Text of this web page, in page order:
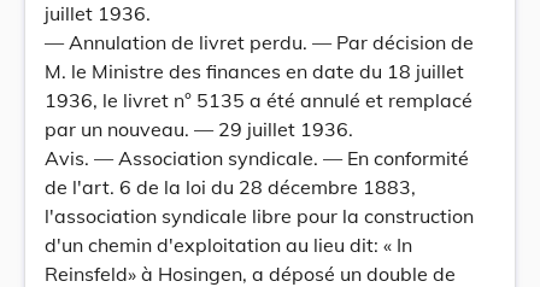
juillet 1936.
— Annulation de livret perdu. — Par décision de
M. le Ministre des finances en date du 18 juillet
1936, le livret n° 5135 a été annulé et remplacé
par un nouveau. — 29 juillet 1936.
Avis. — Association syndicale. — En conformité
de l'art. 6 de la loi du 28 décembre 1883,
l'association syndicale libre pour la construction
d'un chemin d'exploitation au lieu dit: « In
Reinsfeld» à Hosingen, a déposé un double de